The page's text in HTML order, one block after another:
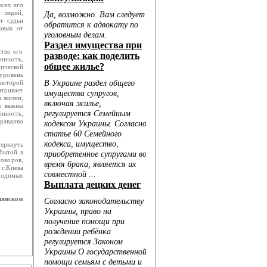
его
людей,
судьи
от
его
жизни,
важны
в